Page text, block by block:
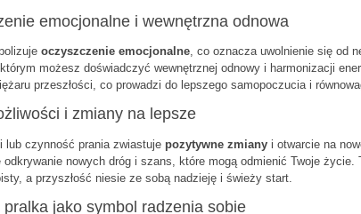
emocjonalne i wewnętrzna odnowa
oczyszczenie emocjonalne, co oznacza uwolnienie się od
możesz doświadczyć wewnętrznej odnowy i harmonizacji
przeszłości, co prowadzi do lepszego samopoczucia i
i zmiany na lepsze
lub czynność prania zwiastuje pozytywne zmianyi otwarcie na
odkrywanie nowych dróg i szans, które mogą odmienić Twoje
a przyszłość niesie ze sobą nadzieję i świeży start.
pralka jako symbol radzenia sobie